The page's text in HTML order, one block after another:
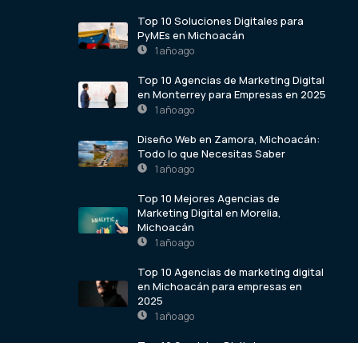
Top 10 Soluciones Digitales para
PyMEs en Michoacán
1 año ago
Top 10 Agencias de Marketing Digital
en Monterrey para Empresas en 2025
1 año ago
Diseño Web en Zamora, Michoacán:
Todo lo que Necesitas Saber
1 año ago
Top 10 Mejores Agencias de
Marketing Digital en Morelia,
Michoacán
1 año ago
Top 10 Agencias de marketing digital
en Michoacán para empresas en
2025
1 año ago